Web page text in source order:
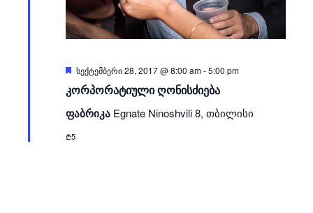
Featured
სექტემბერი 28, 2017 @ 8:00 am-5:00 pm
კორპორატიული ღონისძიება
ფაბრიკა Egnate Ninoshvili 8, თბილისი
₾5